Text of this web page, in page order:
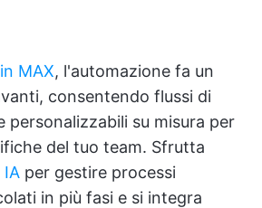
MAX, l'automazione fa un
consentendo flussi di
personalizzabili su misura per
del tuo team. Sfrutta
IA per gestire processi
in più fasi e si integra